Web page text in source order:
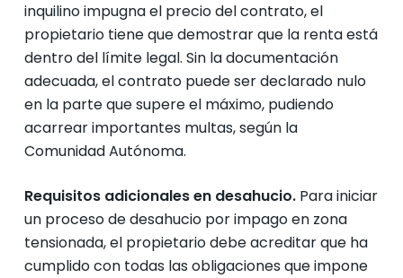
inquilino impugna el precio del contrato, el
propietario tiene que demostrar que la renta está
dentro del límite legal. Sin la documentación
adecuada, el contrato puede ser declarado nulo
en la parte que supere el máximo, pudiendo
acarrear importantes multas, según la
Comunidad Autónoma.
Requisitos adicionales en desahucio.Para iniciar
un proceso de desahucio por impago en zona
tensionada, el propietario debe acreditar que ha
cumplido con todas las obligaciones que impone